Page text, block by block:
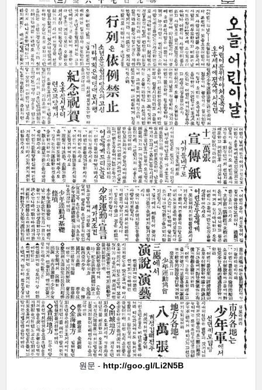
원문 - http://goo.gl/Li2N5B